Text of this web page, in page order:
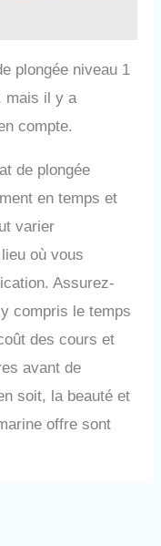
plongée niveau 1
mais il y a
compte.
de plongée
en temps et
varier
où vous
Assurez-
compris le temps
des cours et
avant de
soit, la beauté et
offre sont